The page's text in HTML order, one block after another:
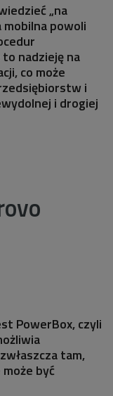
„na
mobilna powoli
to nadzieję na
co może
i
i drogiej
PowerBox, czyli
tam,
być